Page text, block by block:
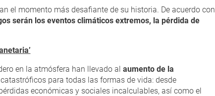
el momento más desafiante de su historia. De acuerdo con
serán los eventos climáticos extremos, la pérdida de
en la atmósfera han llevado al aumento de la
para todas las formas de vida: desde
económicas y sociales incalculables, así como el